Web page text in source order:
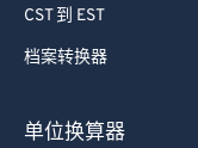
CST 到 EST
档案转换器
单位换算器